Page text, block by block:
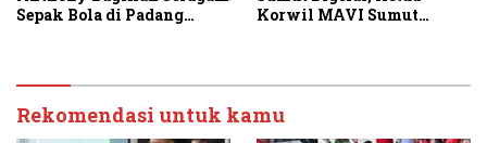
Sepak Bola di Padang
Korwil MAVI Sumut
Rekomendasi untuk kamu